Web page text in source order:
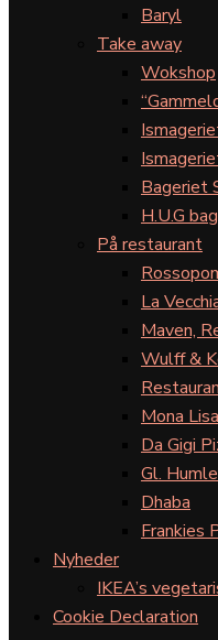
Baryl
Take away
Wokshop
Bageriet
H.U.G
På restaurant
La
Maven,
Wulff &
Mona
Da Gigi
Gl.
Dhaba
Frankies
Nyheder
IKEA’s
Cookie Declaration